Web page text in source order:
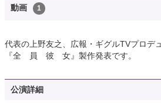
動画 1
代表の上野友之、広報・ギグルTVプロデ
『全 員 彼 女』製作発表です。
公演詳細